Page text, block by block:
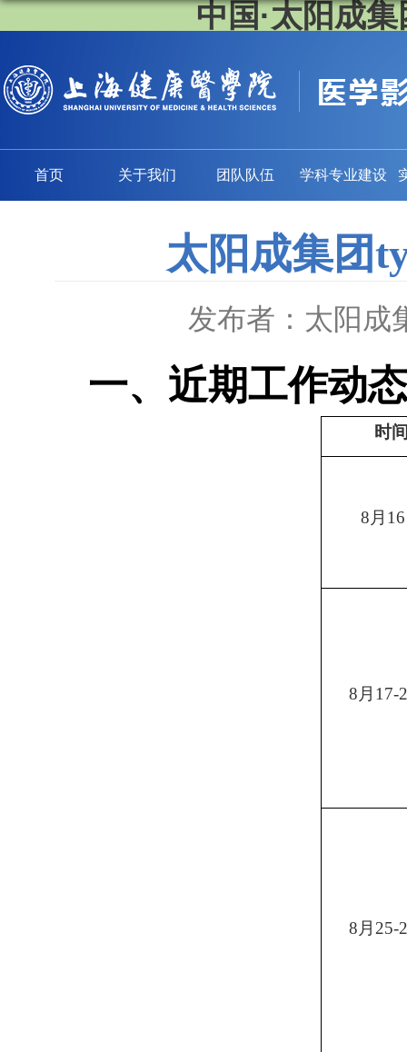
中国·太阳成
首页 关于我们 团队队伍 学科专业建设
太阳成集团
发布者：太阳成
一、近期工作动态
时
8 月 16
8 月 17-
8 月 25-